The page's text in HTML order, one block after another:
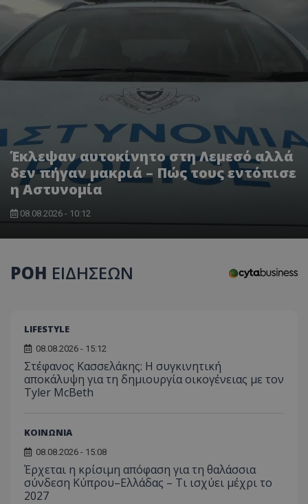
Έκλεψαν αυτοκίνητο στη Λεμεσό αλλά
δεν πήγαν μακριά – Πώς τους εντόπισε
η Αστυνομία
08.08.2026 - 10:12
ΡΟΗ ΕΙΔΗΣΕΩΝ
LIFESTYLE
08.08.2026 - 15:12
Στέφανος Κασσελάκης: Η συγκινητική
αποκάλυψη για τη δηµιουργία οικογένειας με τον
Tyler McBeth
ΚΟΙΝΩΝΙΑ
08.08.2026 - 15:08
Έρχεται η κρίσιμη απόφαση για τη θαλάσσια
σύνδεση Κύπρου–Ελλάδας – Τι ισχύει μέχρι το
2027